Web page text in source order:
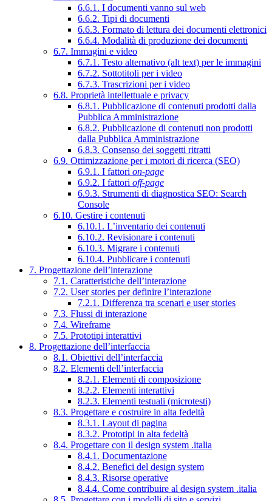
6.6.1. I documenti vanno sul web
6.6.2. Tipi di documenti
6.6.3. Formato di lettura dei documenti elettronici
6.6.4. Modalità di produzione dei documenti
6.7. Immagini e video
6.7.1. Testo alternativo (alt text) per le immagini
6.7.2. Sottotitoli per i video
6.7.3. Trascrizioni per i video
6.8. Proprietà intellettuale e privacy
6.8.1. Pubblicazione di contenuti prodotti dalla
Pubblica Amministrazione
6.8.2. Pubblicazione di contenuti non prodotti
dalla Pubblica Amministrazione
6.8.3. Consenso dei soggetti ritratti
6.9. Ottimizzazione per i motori di ricerca (SEO)
6.9.1. I fattori on-page
6.9.2. I fattori off-page
6.9.3. Strumenti di diagnostica SEO: Search
Console
6.10. Gestire i contenuti
6.10.1. L’inventario dei contenuti
6.10.2. Revisionare i contenuti
6.10.3. Migrare i contenuti
6.10.4. Pubblicare i contenuti
7. Progettazione dell’interazione
7.1. Caratteristiche dell’interazione
7.2. User stories per definire l’interazione
7.2.1. Differenza tra scenari e user stories
7.3. Flussi di interazione
7.4. Wireframe
7.5. Prototipi interattivi
8. Progettazione dell’interfaccia
8.1. Obiettivi dell’interfaccia
8.2. Elementi dell’interfaccia
8.2.1. Elementi di composizione
8.2.2. Elementi interattivi
8.2.3. Elementi testuali (microtesti)
8.3. Progettare e costruire in alta fedeltà
8.3.1. Layout di pagina
8.3.2. Prototipi in alta fedeltà
8.4. Progettare con il design system .italia
8.4.1. Documentazione
8.4.2. Benefici del design system
8.4.3. Risorse operative
8.4.4. Come contribuire al design system .italia